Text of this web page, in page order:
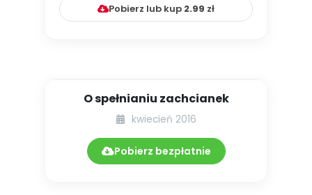
Pobierz lub kup 2.99 zł
O spełnianiu zachcianek
kwiecień 2016
Pobierz bezpłatnie